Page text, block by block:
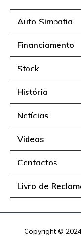
Auto Simpatia
Financiamento
Stock
História
Notícias
Videos
Contactos
Livro de
Copyright ©